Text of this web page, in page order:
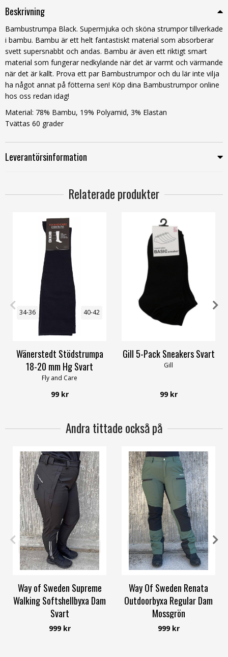
Beskrivning
Bambustrumpa Black. Supermjuka och sköna strumpor tillverkade
i bambu. Bambu är ett helt fantastiskt material som absorberar
svett supersnabbt och andas. Bambu är även ett riktigt smart
material som fungerar nedkylande när det är varmt och värmande
när det är kallt. Prova ett par Bambustrumpor och du lär inte vilja
ha något annat på fötterna sen! Köp dina Bambustrumpor online
hos oss redan idag!
Material: 78% Bambu, 19% Polyamid, 3% Elastan
Tvättas 60 grader
Leverantörsinformation
Relaterade produkter
34-36 39-42
40-42
46-48
Wänerstedt Stödstrumpa
18-20 mm Hg Svart
Fly and Care
99 kr
40/42
Gill 5-Pack Sneakers Svart
Gill
99 kr
Andra tittade också på
34 36 38 40 42 58/60
Way of Sweden Supreme
Walking Softshellbyxa Dam
Svart
Way of Sweden
999 kr
36 38 40 42 44 58/60
Way Of Sweden Renata
Outdoorbyxa Regular Dam
Mossgrön
Way Of Sweden
999 kr